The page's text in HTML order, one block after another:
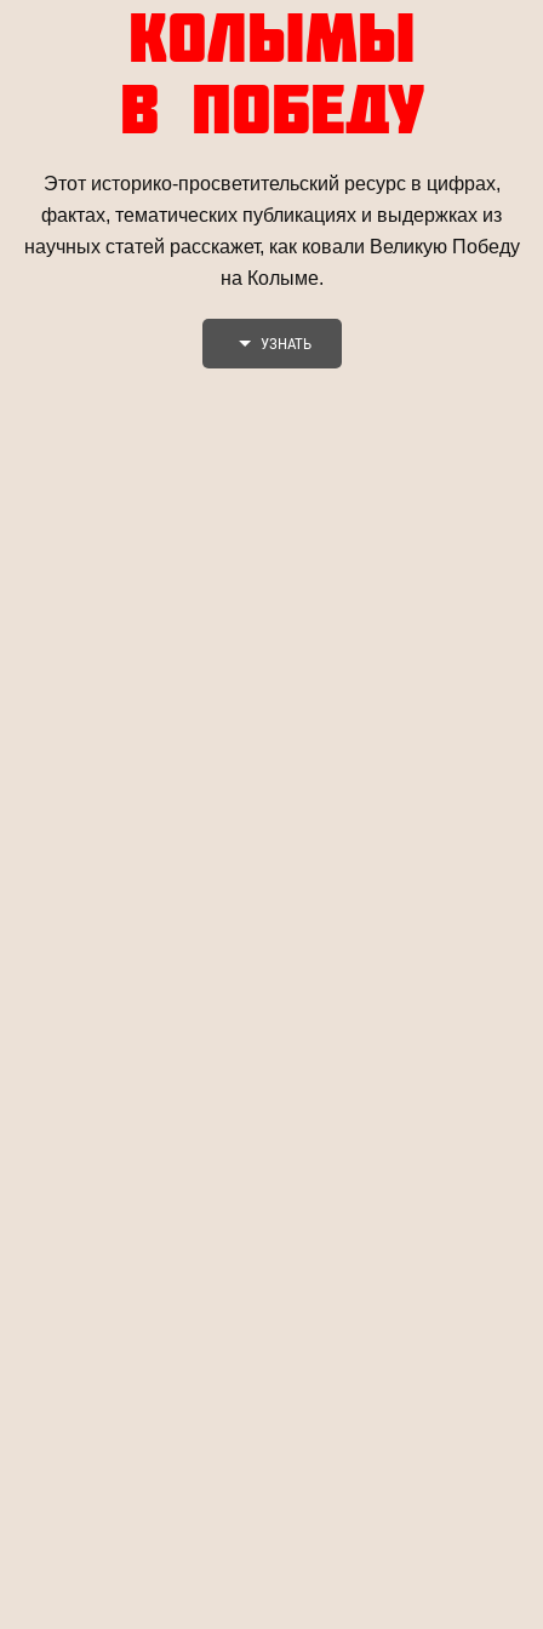
КОЛЫМЫ
В ПОБЕДУ
Этот историко-просветительский ресурс в цифрах,
фактах, тематических публикациях и выдержках из
научных статей расскажет, как ковали Великую Победу
на Колыме.
УЗНАТЬ